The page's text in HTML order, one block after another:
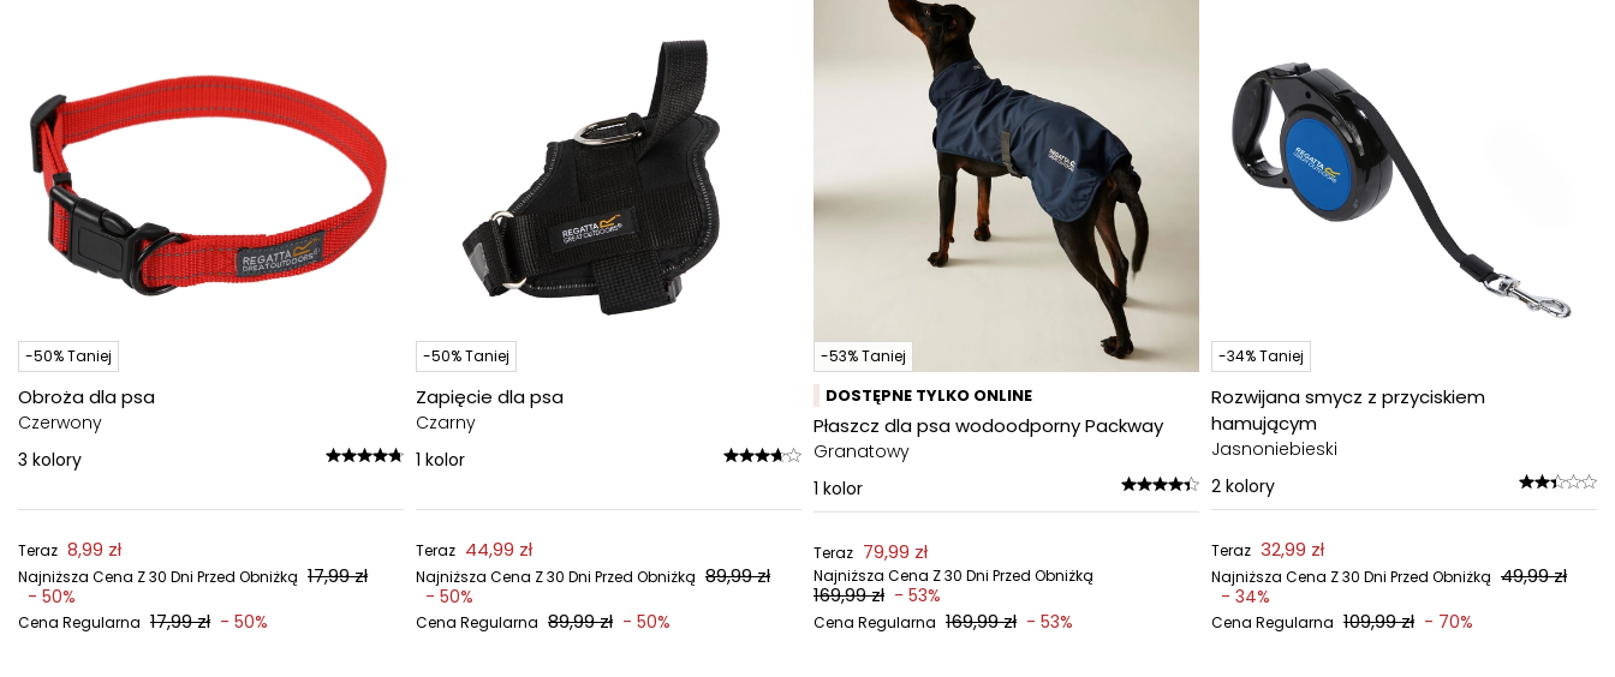
-50% Taniej
Obroża dla psa
Czerwony
3 kolory
Teraz 8,99 zł
Najniższa Cena Z 30 Dni Przed Obniżką 17,99 zł
- 50%
Cena Regularna 17,99 zł - 50%
-50% Taniej
Zapięcie dla psa
Czarny
1 kolor
Teraz 44,99 zł
Najniższa Cena Z 30 Dni Przed Obniżką 89,99 zł
- 50%
Cena Regularna 89,99 zł - 50%
-53% Taniej
DOSTĘPNE TYLKO ONLINE
Płaszcz dla psa wodoodporny Packway
Granatowy
1 kolor
Teraz 79,99 zł
Najniższa Cena Z 30 Dni Przed Obniżką
169,99 zł - 53%
Cena Regularna 169,99 zł - 53%
-34% Taniej
Rozwijana smycz z przyciskiem
hamującym
Jasnoniebieski
2 kolory
Teraz 32,99 zł
Najniższa Cena Z 30 Dni Przed Obniżką 49,99 zł
- 34%
Cena Regularna 109,99 zł - 70%